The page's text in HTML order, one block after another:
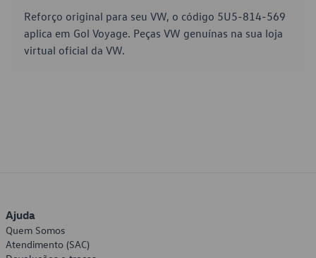
Reforço original para seu VW, o código 5U5-814-569
aplica em Gol Voyage. Peças VW genuínas na sua loja
virtual oficial da VW.
Ajuda
Quem Somos
Atendimento (SAC)